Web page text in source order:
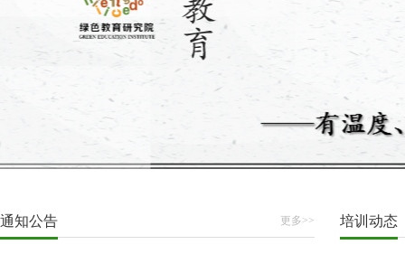
通知公告 更多>> 培训动态